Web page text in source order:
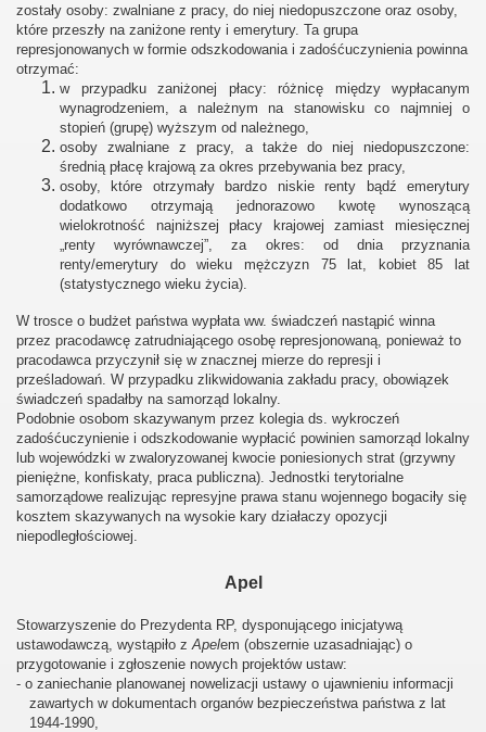
zostały osoby: zwalniane z pracy, do niej niedopuszczone oraz osoby,
które przeszły na zaniżone renty i emerytury. Ta grupa
represjonowanych w formie odszkodowania i zadośćuczynienia powinna
otrzymać:
w przypadku zaniżonej płacy: różnicę między wypłacanym
wynagrodzeniem, a należnym na stanowisku co najmniej o
stopień (grupę) wyższym od należnego,
osoby zwalniane z pracy, a także do niej niedopuszczone:
średnią płacę krajową za okres przebywania bez pracy,
osoby, które otrzymały bardzo niskie renty bądź emerytury
dodatkowo otrzymają jednorazowo kwotę wynoszącą
wielokrotność najniższej płacy krajowej zamiast miesięcznej
„renty wyrównawczej”, za okres: od dnia przyznania
renty/emerytury do wieku mężczyzn 75 lat, kobiet 85 lat
(statystycznego wieku życia).
W trosce o budżet państwa wypłata ww. świadczeń nastąpić winna
przez pracodawcę zatrudniającego osobę represjonowaną, ponieważ to
pracodawca przyczynił się w znacznej mierze do represji i
prześladowań. W przypadku zlikwidowania zakładu pracy, obowiązek
świadczeń spadałby na samorząd lokalny.
Podobnie osobom skazywanym przez kolegia ds. wykroczeń
zadośćuczynienie i odszkodowanie wypłacić powinien samorząd lokalny
lub wojewódzki w zwaloryzowanej kwocie poniesionych strat (grzywny
pieniężne, konfiskaty, praca publiczna). Jednostki terytorialne
samorządowe realizując represyjne prawa stanu wojennego bogaciły się
kosztem skazywanych na wysokie kary działaczy opozycji
niepodległościowej.
Apel
Stowarzyszenie do Prezydenta RP, dysponującego inicjatywą
ustawodawczą, wystąpiło zApelem (obszernie uzasadniając) o
przygotowanie i zgłoszenie nowych projektów ustaw:
- o zaniechanie planowanej nowelizacji ustawy o ujawnieniu informacji
zawartych w dokumentach organów bezpieczeństwa państwa z lat
1944-1990,